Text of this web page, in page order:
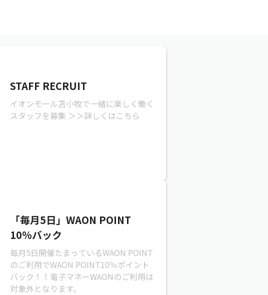
STAFF RECRUIT
イオンモール苫小牧で一緒に楽しく働く
スタッフを募集 ＞＞詳しくはこちら
「毎月5日」WAON POINT
10%バック
毎月5日開催たまっているWAON POINT
のご利用でWAON POINT10％ポイント
バック！！電子マネーWAONのご利用は
対象外となります。